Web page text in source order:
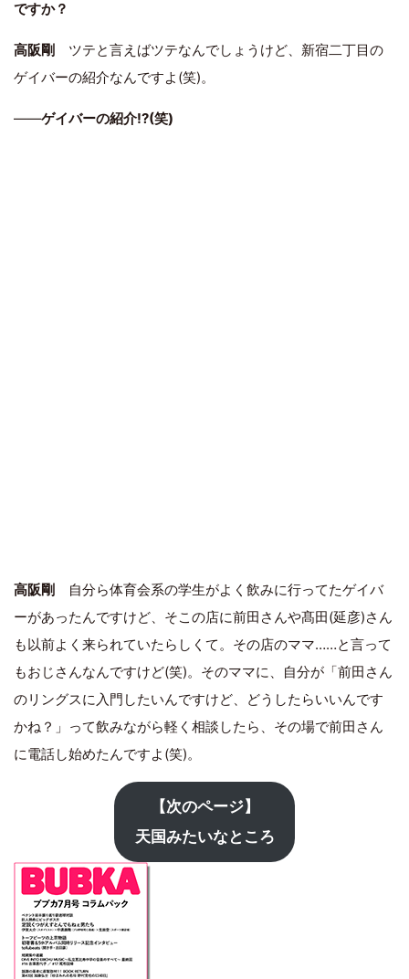
ですか？
高阪剛 ツテと言えばツテなんでしょうけど、新宿二丁目の
ゲイバーの紹介なんですよ(笑)。
――ゲイバーの紹介!?(笑)
高阪剛 自分ら体育会系の学生がよく飲みに行ってたゲイバ
ーがあったんですけど、そこの店に前田さんや髙田(延彦)さん
も以前よく来られていたらしくて。その店のママ……と言って
もおじさんなんですけど(笑)。そのママに、自分が「前田さん
のリングスに入門したいんですけど、どうしたらいいんです
かね？」って飲みながら軽く相談したら、その場で前田さん
に電話し始めたんですよ(笑)。
【次のページ】
天国みたいなところ